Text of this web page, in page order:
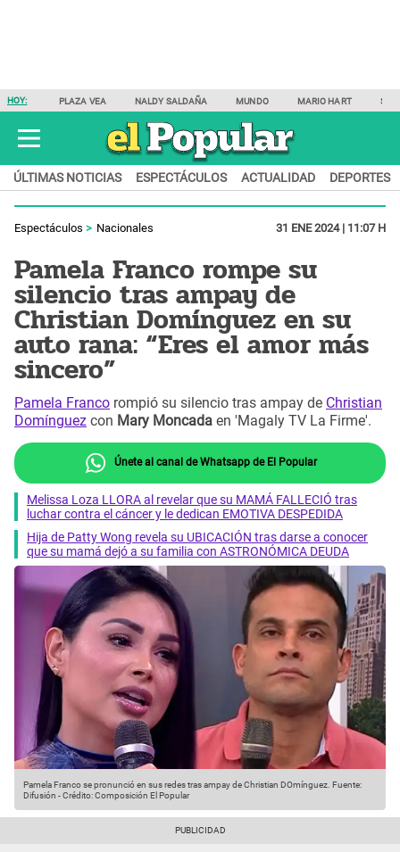
HOY: PLAZA VEA NALDY SALDAÑA MUNDO MARIO HART
ÚLTIMAS NOTICIAS ESPECTÁCULOS ACTUALIDAD DEPORTES
Espectáculos Nacionales 31 ENE 2024 | 11:07 H
Pamela Franco rompe su
silencio tras ampay de
Christian Domínguez en su
auto rana: “Eres el amor más
sincero”
Pamela Franco rompió su silencio tras ampay de Christian
Domínguez con Mary Moncada en 'Magaly TV La Firme'.
Únete al canal de Whatsapp de El Popular
Melissa Loza LLORA al revelar que su MAMÁ FALLECIÓ tras
luchar contra el cáncer y le dedican EMOTIVA DESPEDIDA
Hija de Patty Wong revela su UBICACIÓN tras darse a conocer
que su mamá dejó a su familia con ASTRONÓMICA DEUDA
Pamela Franco se pronunció en sus redes tras ampay de Christian DOmínguez. Fuente:
Difusión -Crédito: Composición El Popular